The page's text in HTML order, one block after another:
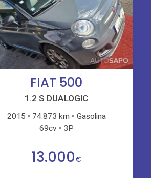
FIAT 500
1.2 S DUALOGIC
2015 74.873 km
Gasolina
69cv
3P
13.000€